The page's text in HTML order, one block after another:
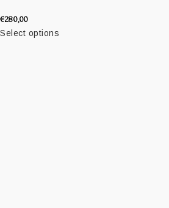
€280,00
Select options